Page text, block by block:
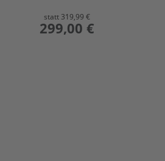
statt 319,99 €
preis
299,00 €